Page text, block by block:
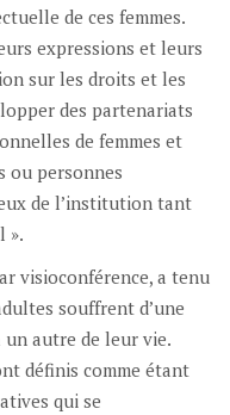
de ces femmes.
expressions et leurs
sur les droits et les
des partenariats
de femmes et
ou personnes
de l’institution tant
».
visioconférence, a tenu
souffrent d’une
un autre de leur vie.
définis comme étant
qui se